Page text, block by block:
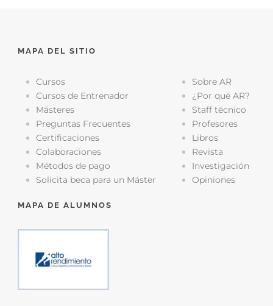
MAPA DEL SITIO
Cursos
Cursos de Entrenador
Másteres
Preguntas Frecuentes
Certificaciones
Colaboraciones
Métodos de pago
Solicita beca para un Máster
Sobre AR
¿Por qué AR?
Staff técnico
Profesores
Libros
Revista
Investigación
Opiniones
MAPA DE ALUMNOS